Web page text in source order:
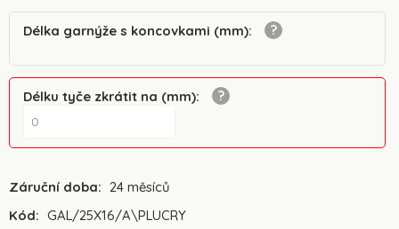
Délka garnýže s koncovkami (mm):
Délku tyče zkrátit na (mm):
Záruční doba: 24 měsíců
Kód: GAL/25X16/A\PLUCRY